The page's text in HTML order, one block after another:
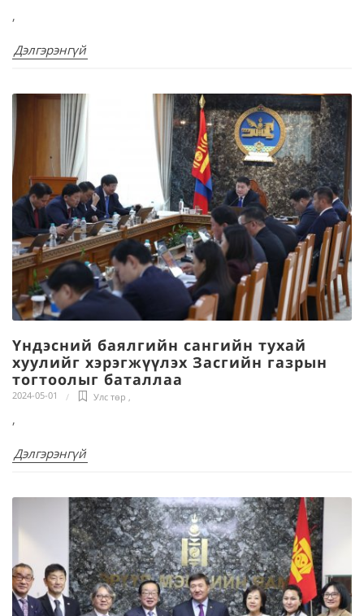
,
Дэлгэрэнгүй
Үндэсний баялгийн сангийн тухай
хуулийг хэрэгжүүлэх Засгийн газрын
тогтоолыг баталлаа
2024-05-01 Улс төр ,
,
Дэлгэрэнгүй